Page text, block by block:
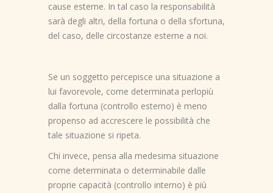
cause esterne. In tal caso la responsabilità
sarà degli altri, della fortuna o della sfortuna,
del caso, delle circostanze esterne a noi.
Se un soggetto percepisce una situazione a
lui favorevole, come determinata perlopiù
dalla fortuna (controllo esterno) è meno
propenso ad accrescere le possibilità che
tale situazione si ripeta.
Chi invece, pensa alla medesima situazione
come determinata o determinabile dalle
proprie capacità (controllo interno) è più